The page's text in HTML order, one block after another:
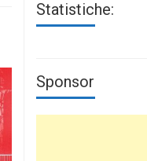
Statistiche:
Sponsor